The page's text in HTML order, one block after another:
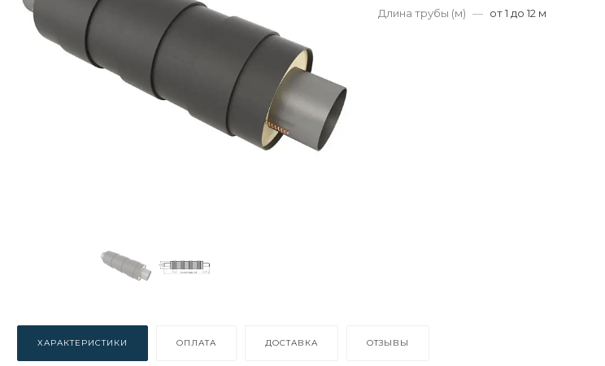
Длина трубы (м) — от 1 до 12 м
ХАРАКТЕРИСТИКИ ОПЛАТА ДОСТАВКА ОТЗЫВЫ